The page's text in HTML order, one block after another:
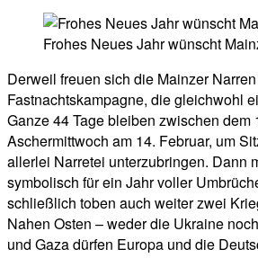
Frohes Neues Jahr wünscht
Derweil freuen sich die Mainzer
Fastnachtskampagne, die gleichwohl
Ganze 44 Tage bleiben zwischen dem
Aschermittwoch am 14. Februar, um
allerlei Narretei unterzubringen. Dann
symbolisch für ein Jahr voller
schließlich toben auch weiter zwei
Nahen Osten – weder die Ukraine
und Gaza dürfen Europa und die